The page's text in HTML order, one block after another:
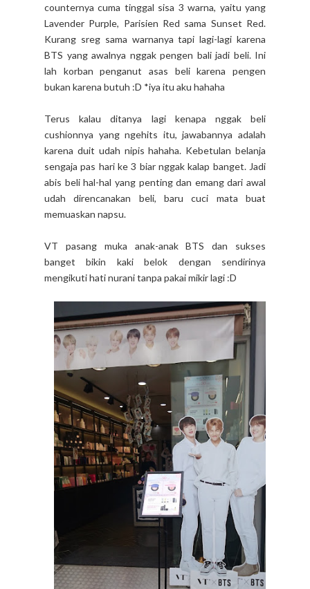
counternya cuma tinggal sisa 3 warna, yaitu yang
Lavender Purple, Parisien Red sama Sunset Red.
Kurang sreg sama warnanya tapi lagi-lagi karena
BTS yang awalnya nggak pengen bali jadi beli. Ini
lah korban penganut asas beli karena pengen
bukan karena butuh :D *iya itu aku hahaha
Terus kalau ditanya lagi kenapa nggak beli
cushionnya yang ngehits itu, jawabannya adalah
karena duit udah nipis hahaha. Kebetulan belanja
sengaja pas hari ke 3 biar nggak kalap banget. Jadi
abis beli hal-hal yang penting dan emang dari awal
udah direncanakan beli, baru cuci mata buat
memuaskan napsu.
VT pasang muka anak-anak BTS dan sukses
banget bikin kaki belok dengan sendirinya
mengikuti hati nurani tanpa pakai mikir lagi :D